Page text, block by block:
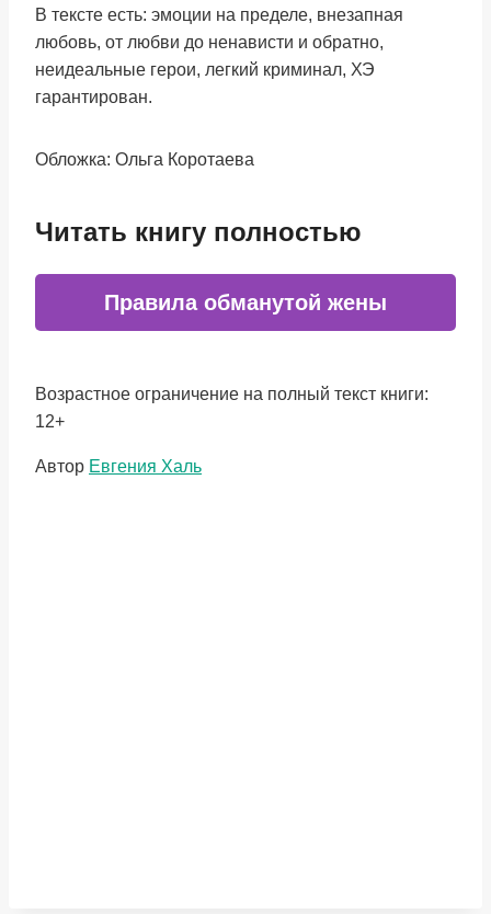
В тексте есть: эмоции на пределе, внезапная
любовь, от любви до ненависти и обратно,
неидеальные герои, легкий криминал, ХЭ
гарантирован.
Обложка: Ольга Коротаева
Читать книгу полностью
Правила обманутой жены
Возрастное ограничение на полный текст книги:
12+
Метки
Автор Евгения Халь